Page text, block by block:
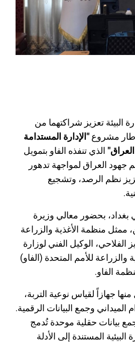
البيئة تعزيز شراكتهما من
مشروع "الإدارة المستدامة
الذي تنفذه الفاو بتمويل
العراق لمواجهة تدهور
نظم الرصد، وتشجيع
بغداد، بحضور معالي وزيرة
ممثل منظمة الأغذية والزراعة
الفلاحي، الوكيل الفني لوزارة
والزراعة للأمم المتحدة (الفاو)
الفاو.
جهازاً لقياس نوعية التربة،
وجمع البيانات الرقمية.
بيانات حقلية موحدة تُدمج
البيئية المستندة إلى الأدلة